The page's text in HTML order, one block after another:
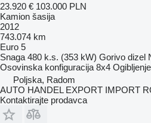
23.920 € 103.000 PLN
Kamion šasija
2012
743.074 km
Euro 5
Snaga 480 k.s. (353 kW) Gorivo dizel
Osovinska konfiguracija 8x4 Ogibljenje
Poljska, Radom
AUTO HANDEL EXPORT IMPORT
Kontaktirajte prodavca